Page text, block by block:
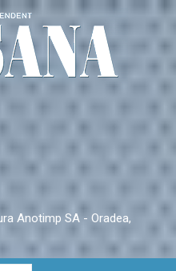
Anotimp SA - Oradea,